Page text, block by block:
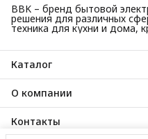
BBK – бренд бытовой
решения для различных
техника для кухни и дома,
Каталог
Красота и здоровье
Техника для кухни
Техника для дома
ТВ, аудио, видео
О компании
О нас
Гарантийные обязательства
Авторизованные
Контакты